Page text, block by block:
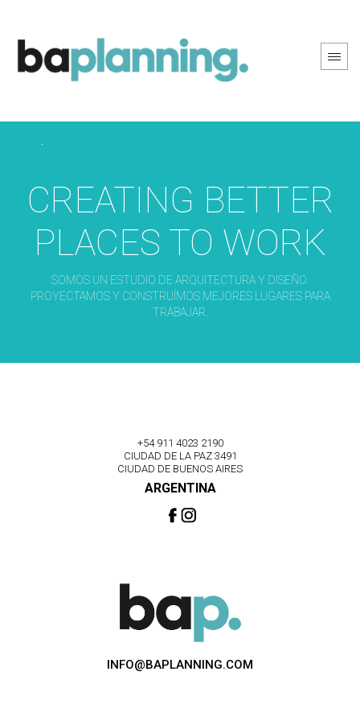
CREATING BETTER
PLACES TO WORK
SOMOS UN ESTUDIO DE ARQUITECTURA Y DISEÑO.
PROYECTAMOS Y CONSTRUÍMOS MEJORES LUGARES PARA
TRABAJAR.
+54 911 4023 2190
CIUDAD DE LA PAZ 3491
CIUDAD DE BUENOS AIRES
ARGENTINA
INFO@BAPLANNING.COM